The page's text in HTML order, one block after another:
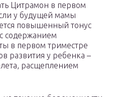
Цитрамон в первом
у будущей мамы
повышенный тонус
содержанием
в первом триместре
развития у ребенка –
расщеплением